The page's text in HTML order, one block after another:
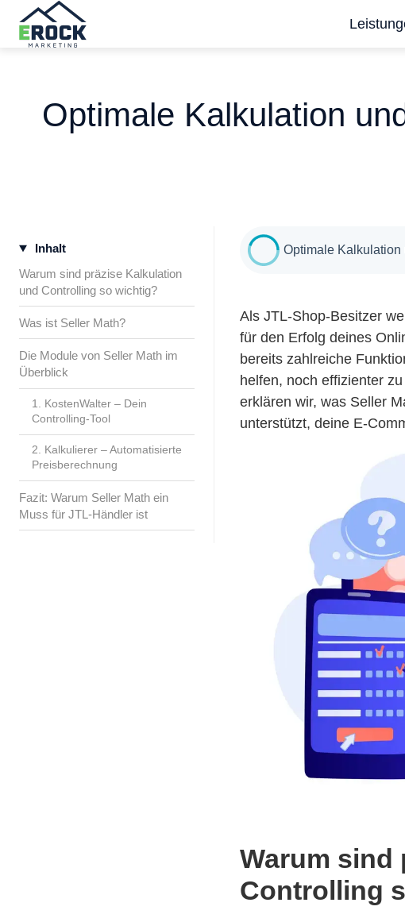
e
Optimale Kalkulation
Inhalt
Warum sind präzise Kalkulation
und Controlling so wichtig?
Was ist Seller Math?
Die Module von Seller Math im
Überblick
1. KostenWalter – Dein
Controlling-Tool
2. Kalkulierer – Automatisierte
Preisberechnung
Fazit: Warum Seller Math ein
Muss für JTL-Händler ist
Optimale Kalkulation
Als JTL-Shop-Besitzer
für den Erfolg deines
bereits zahlreiche
helfen, noch effizienter
erklären wir, was Seller
unterstützt, deine E-
Warum sind
Controlling